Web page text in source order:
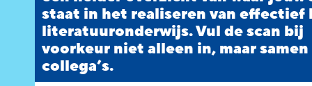
staat in het realiseren van effectief
literatuuronderwijs. Vul de scan bij
voorkeur niet alleen in, maar
collega’s.